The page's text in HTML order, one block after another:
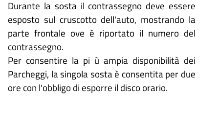
Durante la sosta il contrassegno deve essere
esposto sul cruscotto dell'auto, mostrando la
parte frontale ove è riportato il numero del
contrassegno.
Per consentire la pi ù ampia disponibilità dei
Parcheggi, la singola sosta è consentita per due
ore con l'obbligo di esporre il disco orario.